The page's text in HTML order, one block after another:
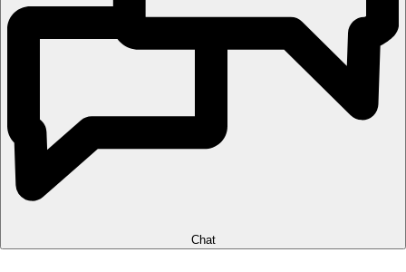
Chat